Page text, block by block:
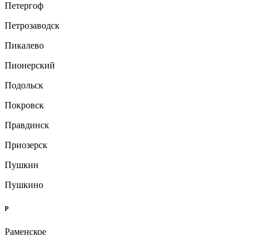
Петергоф
Петрозаводск
Пикалево
Пионерский
Подольск
Покровск
Правдинск
Приозерск
Пушкин
Пушкино
Р
Раменское